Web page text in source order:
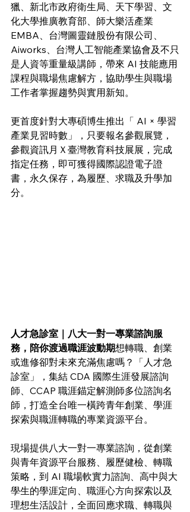
獵、新北市政府衛生局、天下學習、文
化大學推廣教育部、師大樂活產業
EMBA、台灣圖靈鏈股份有限公司、
Aiworks、台灣人工智能產業協會及不只
是人資等重量級講師，帶來 AI 技能應用
課程與職場焦慮解方，協助學生與職場
工作者掌握趨勢與實用新知。
更首度針對大專碩博生推出「 AI × 學習
產業見習時數」，只要報名參觀展覽，
參觀資訊月Ｘ臺灣教育科技展展，完成
指定任務，即可獲得國際認證電子證
書，永久保存，為履歷、求職及升學加
分。
人才急診室｜八大一對一專業諮詢服
務，陪你渡過職涯波動期想轉職、創業
或進修卻對未來充滿焦慮嗎？「人才急
診室」，集結 CDA 國際生涯發展諮詢
師、CCAP 職涯錨定解測師多位諮詢名
師，打造全台唯一橫跨青年創業、學涯
探索與職涯轉職的專業資源平台。
現場提供八大一對一專業諮詢，從創業
與青年資源平台服務、履歷健檢、轉職
策略，到 AI 職場軟實力諮詢、高中與大
學生的學涯定向、職涯心方向探索以及
理想生活設計，全面回應求職、轉職與